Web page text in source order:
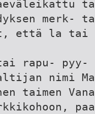
merk-
että la
rapu- pyy-
nimi
taimen